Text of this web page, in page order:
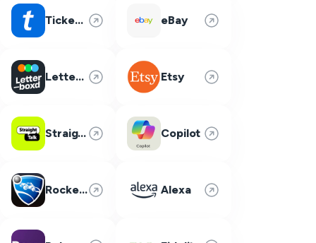
Ticketmaster eBay
Letterboxd Etsy
Straight Talk Copilot
Rocket League Alexa